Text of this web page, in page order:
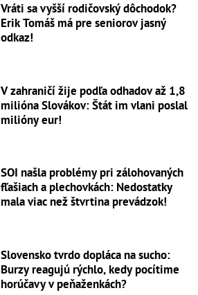
Vráti sa vyšší rodičovský dôchodok?
Erik Tomáš má pre seniorov jasný
odkaz!
V zahraničí žije podľa odhadov až 1,8
milióna Slovákov: Štát im vlani poslal
milióny eur!
SOI našla problémy pri zálohovaných
fľašiach a plechovkách: Nedostatky
mala viac než štvrtina prevádzok!
Slovensko tvrdo dopláca na sucho:
Burzy reagujú rýchlo, kedy pocítime
horúčavy v peňaženkách?